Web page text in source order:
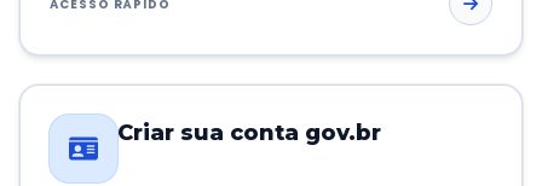
ACESSO RÁPIDO
Criar sua conta gov.br